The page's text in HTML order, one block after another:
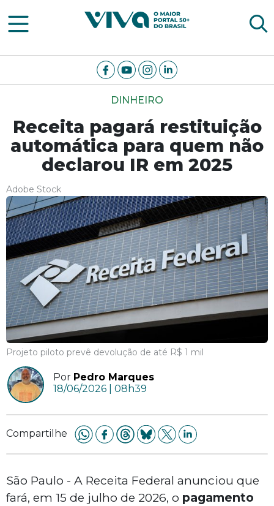
Viva Notícias
DINHEIRO
Receita pagará restituição
automática para quem não
declarou IR em 2025
Adobe Stock
Projeto piloto prevê devolução de até R$ 1 mil
Por Pedro Marques
18/06/2026 | 08h39
Compartilhe
São Paulo - A Receita Federal anunciou que
fará, em 15 de julho de 2026, o pagamento